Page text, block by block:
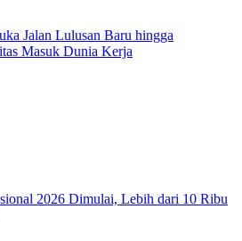
Jalan Lulusan Baru hingga
Masuk Dunia Kerja
2026 Dimulai, Lebih dari 10 Ribu